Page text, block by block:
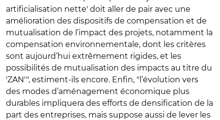
artificialisation nette' doit aller de pair avec une
amélioration des dispositifs de compensation et de
mutualisation de l’impact des projets, notamment la
compensation environnementale, dont les critères
sont aujourd’hui extrêmement rigides, et les
possibilités de mutualisation des impacts au titre du
'ZAN'", estiment-ils encore. Enfin, "l’évolution vers
des modes d’aménagement économique plus
durables impliquera des efforts de densification de la
part des entreprises, mais suppose aussi de lever les